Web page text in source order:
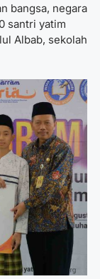
bangsa, negara
santri yatim
Albab, sekolah